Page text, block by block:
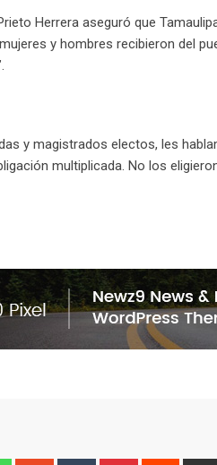
Herrera aseguró que
y hombres recibieron del
y magistrados electos, les
multiplicada. No los